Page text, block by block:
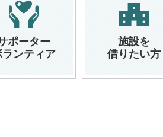
ポーター
ランティア
施設を
借りたい方